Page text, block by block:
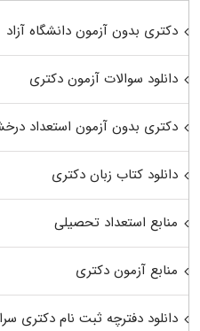
دکتری بدون آزمون دانشگاه آزاد
دانلود سوالات آزمون دکتری
دکتری بدون آزمون استعداد
دانلود کتاب زبان دکتری
منابع استعداد تحصیلی
منابع آزمون دکتری
دانلود دفترچه ثبت نام دکتری